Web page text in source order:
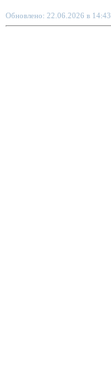
Обновлено: 22.06.2026 в 14:43.